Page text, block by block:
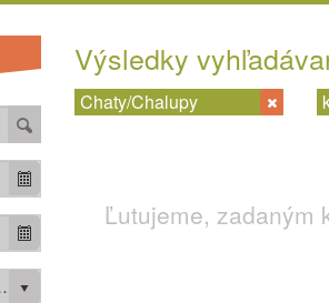
Výsledky
Chaty/Chalupy
Ľutujeme, zadaným